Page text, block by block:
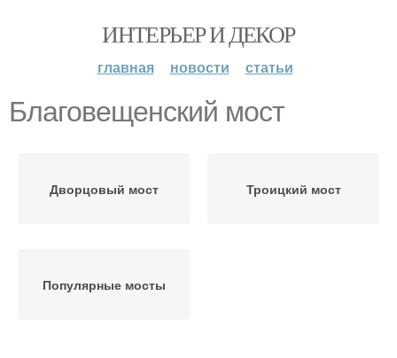
ИНТЕРЬЕР И ДЕКОР
главная новости статьи
Благовещенский мост
Дворцовый мост Троицкий мост
Популярные мосты